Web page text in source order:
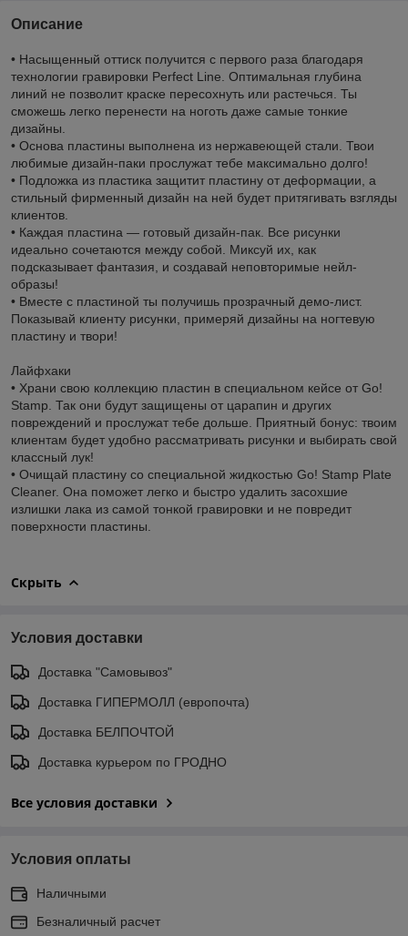
Описание
• Насыщенный оттиск получится с первого раза благодаря
технологии гравировки Perfect Line. Оптимальная глубина
линий не позволит краске пересохнуть или растечься. Ты
сможешь легко перенести на ноготь даже самые тонкие
дизайны.
• Основа пластины выполнена из нержавеющей стали. Твои
любимые дизайн-паки прослужат тебе максимально долго!
• Подложка из пластика защитит пластину от деформации, а
стильный фирменный дизайн на ней будет притягивать взгляды
клиентов.
• Каждая пластина — готовый дизайн-пак. Все рисунки
идеально сочетаются между собой. Миксуй их, как
подсказывает фантазия, и создавай неповторимые нейл-
образы!
• Вместе с пластиной ты получишь прозрачный демо-лист.
Показывай клиенту рисунки, примеряй дизайны на ногтевую
пластину и твори!
Лайфхаки
• Храни свою коллекцию пластин в специальном кейсе от Go!
Stamp. Так они будут защищены от царапин и других
повреждений и прослужат тебе дольше. Приятный бонус: твоим
клиентам будет удобно рассматривать рисунки и выбирать свой
классный лук!
• Очищай пластину со специальной жидкостью Go! Stamp Plate
Cleaner. Она поможет легко и быстро удалить засохшие
излишки лака из самой тонкой гравировки и не повредит
поверхности пластины.
Скрыть
Условия доставки
Доставка "Самовывоз"
Доставка ГИПЕРМОЛЛ (европочта)
Доставка БЕЛПОЧТОЙ
Доставка курьером по ГРОДНО
Все условия доставки
Условия оплаты
Наличными
Безналичный расчет